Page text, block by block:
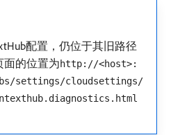
配置，仍位于其旧路径
面的位置为http://<host>:
settings/cloudsettings/